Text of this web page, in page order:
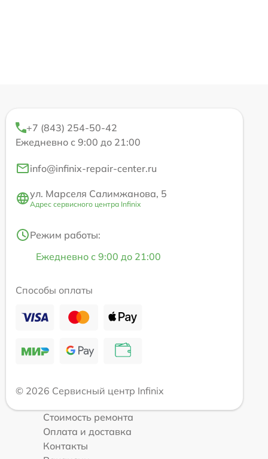
+7 (843) 254-50-42
Ежедневно с 9:00 до 21:00
info@infinix-repair-center.ru
ул. Марселя Салимжанова, 5
Адрес сервисного центра Infinix
Режим работы:
Ежедневно с 9:00 до 21:00
Способы оплаты
© 2026 Сервисный центр Infinix
Стоимость ремонта
Оплата и доставка
Контакты